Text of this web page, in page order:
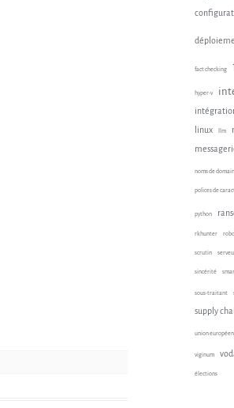
fact checking
hyper-v
linux
llm
noms de
polices de
python
rkhunter
scrutin
sincérité
sous-traitant
supply
union
viginum
élections